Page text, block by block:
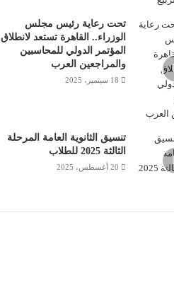
تحت رعاية رئيس مجلس
الوزراء.. القاهرة تستعد لانطلاق
المؤتمر الدولي للمحاسبين
والمراجعين العرب
18 سبتمبر، 2025
تنسيق الثانوية العامة المرحلة
الثالثة 2025 للطلاب
20 أغسطس، 2025